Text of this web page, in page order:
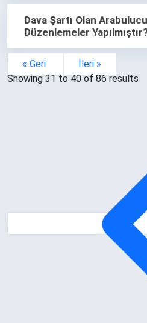
Dava Şartı Olan
Düzenlemeler
« Geri
İleri »
Showing31to40of86results